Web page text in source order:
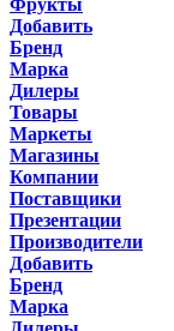
Фрукты
Добавить
Бренд
Марка
Дилеры
Товары
Маркеты
Магазины
Компании
Поставщики
Презентации
Производители
Добавить
Бренд
Марка